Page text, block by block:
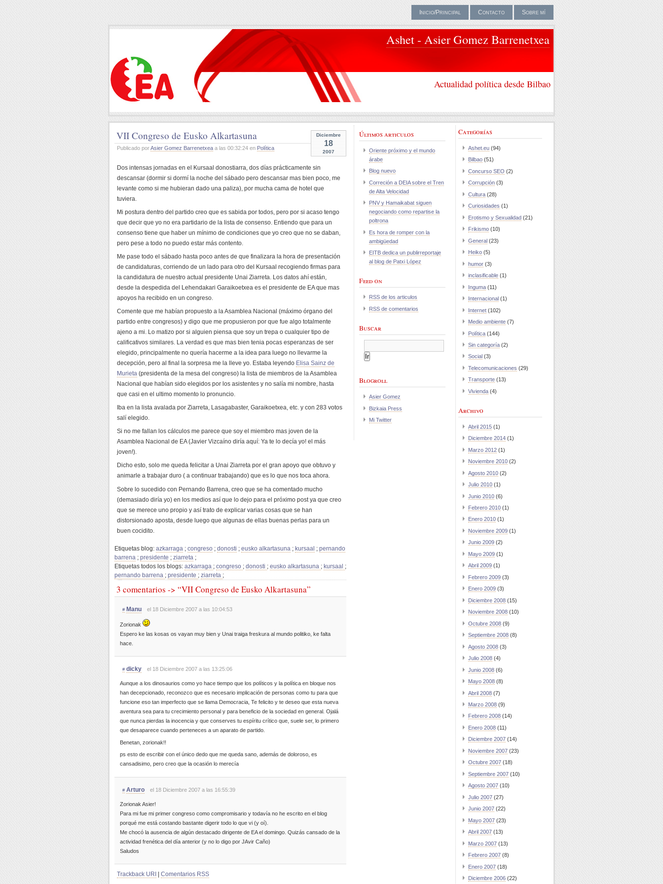
Inicio/Principal Contacto Sobre mí
Ashet - Asier Gomez Barrenetxea
Actualidad política desde Bilbao
Diciembre
18
2007
VII Congreso de Eusko Alkartasuna
Publicado porAsier Gomez Barrenetxea a las 00:32:24 en Política
Dos intensas jornadas en el Kursaal donostiarra, dos días prácticamente sin
descansar (dormir si dormí la noche del sábado pero descansar mas bien poco, me
levante como si me hubieran dado una paliza), por mucha cama de hotel que
tuviera.
Mi postura dentro del partido creo que es sabida por todos, pero por si acaso tengo
que decir que yo no era partidario de la lista de consenso. Entiendo que para un
consenso tiene que haber un mínimo de condiciones que yo creo que no se daban,
pero pese a todo no puedo estar más contento.
Me pase todo el sábado hasta poco antes de que finalizara la hora de presentación
de candidaturas, corriendo de un lado para otro del Kursaal recogiendo firmas para
la candidatura de nuestro actual presidente Unai Ziarreta. Los datos ahí están,
desde la despedida del Lehendakari Garaikoetxea es el presidente de EA que mas
apoyos ha recibido en un congreso.
Comente que me habían propuesto a la Asamblea Nacional (máximo órgano del
partido entre congresos) y digo que me propusieron por que fue algo totalmente
ajeno a mi. Lo matizo por si alguien piensa que soy un trepa o cualquier tipo de
calificativos similares. La verdad es que mas bien tenia pocas esperanzas de ser
elegido, principalmente no quería hacerme a la idea para luego no llevarme la
decepción, pero al final la sorpresa me la lleve yo. Estaba leyendo Elisa Sainz de
Murieta (presidenta de la mesa del congreso) la lista de miembros de la Asamblea
Nacional que habían sido elegidos por los asistentes y no salía mi nombre, hasta
que casi en el ultimo momento lo pronuncio.
Iba en la lista avalada por Ziarreta, Lasagabaster, Garaikoetxea, etc. y con 283 votos
salí elegido.
Si no me fallan los cálculos me parece que soy el miembro mas joven de la
Asamblea Nacional de EA (Javier Vizcaíno diría aquí: Ya te lo decía yo! el más
joven!).
Dicho esto, solo me queda felicitar a Unai Ziarreta por el gran apoyo que obtuvo y
animarle a trabajar duro ( a continuar trabajando) que es lo que nos toca ahora.
Sobre lo sucedido con Pernando Barrena, creo que se ha comentado mucho
(demasiado diría yo) en los medios así que lo dejo para el próximo post ya que creo
que se merece uno propio y así trato de explicar varias cosas que se han
distorsionado aposta, desde luego que algunas de ellas buenas perlas para un
buen cocidito.
Etiquetas blog: azkarraga ; congreso ; donosti ; eusko alkartasuna ; kursaal ; pernando
barrena ; presidente ; ziarreta ;
Etiquetas todos los blogs: azkarraga ; congreso ; donosti ; eusko alkartasuna ; kursaal ;
pernando barrena ; presidente ; ziarreta ;
3 comentarios -> “VII Congreso de Eusko Alkartasuna”
# Manu el 18 Diciembre 2007 a las 10:04:53
Zorionak
Espero ke las kosas os vayan muy bien y Unai traiga freskura al mundo politiko, ke falta
hace.
# dicky el 18 Diciembre 2007 a las 13:25:06
Aunque a los dinosaurios como yo hace tiempo que los políticos y la política en bloque nos
han decepcionado, reconozco que es necesario implicación de personas como tu para que
funcione eso tan imperfecto que se llama Democracia, Te felicito y te deseo que esta nueva
aventura sea para tu crecimiento personal y para beneficio de la sociedad en general. Ojalá
que nunca pierdas la inocencia y que conserves tu espíritu crítico que, suele ser, lo primero
que desaparece cuando perteneces a un aparato de partido.
Benetan, zorionak!!
ps esto de escribir con el único dedo que me queda sano, además de doloroso, es
cansadisimo, pero creo que la ocasión lo merecía
# Arturo el 18 Diciembre 2007 a las 16:55:39
Zorionak Asier!
Para mi fue mi primer congreso como compromisario y todavía no he escrito en el blog
porqué me está costando bastante digerir todo lo que vi (y oí).
Me chocó la ausencia de algún destacado dirigente de EA el domingo. Quizás cansado de la
actividad frenética del día anterior (y no lo digo por JAvir Caño)
Saludos
Trackback URI Comentarios RSS
Últimos articulos
Oriente próximo y el mundo
árabe
Blog nuevo
Correción a DEIA sobre el Tren
de Alta Velocidad
PNV y Hamaikabat siguen
negociando como repartise la
poltrona
Es hora de romper con la
ambigüedad
EITB dedica un publirreportaje
al blog de Patxi López
Feed on
RSS de los articulos
RSS de comentarios
Buscar
Blogroll
Asier Gomez
Bizkaia Press
Mi Twitter
Categorías
Ashet.eu (94)
Bilbao (51)
Concurso SEO (2)
Corrupción (3)
Cultura (28)
Curiosidades (1)
Erotismo y Sexualidad (21)
Frikismo (10)
General (23)
Heiko (5)
humor (3)
inclasificable (1)
Inguma (11)
Internacional (1)
Internet (102)
Medio ambiente (7)
Política (144)
Sin categoría (2)
Social (3)
Telecomunicaciones (29)
Transporte (13)
Vivienda (4)
Archivo
Abril 2015 (1)
Diciembre 2014 (1)
Marzo 2012 (1)
Noviembre 2010 (2)
Agosto 2010 (2)
Julio 2010 (1)
Junio 2010 (6)
Febrero 2010 (1)
Enero 2010 (1)
Noviembre 2009 (1)
Junio 2009 (2)
Mayo 2009 (1)
Abril 2009 (1)
Febrero 2009 (3)
Enero 2009 (3)
Diciembre 2008 (15)
Noviembre 2008 (10)
Octubre 2008 (9)
Septiembre 2008 (8)
Agosto 2008 (3)
Julio 2008 (4)
Junio 2008 (6)
Mayo 2008 (8)
Abril 2008 (7)
Marzo 2008 (9)
Febrero 2008 (14)
Enero 2008 (11)
Diciembre 2007 (14)
Noviembre 2007 (23)
Octubre 2007 (18)
Septiembre 2007 (10)
Agosto 2007 (10)
Julio 2007 (27)
Junio 2007 (22)
Mayo 2007 (23)
Abril 2007 (13)
Marzo 2007 (13)
Febrero 2007 (8)
Enero 2007 (18)
Diciembre 2006 (22)